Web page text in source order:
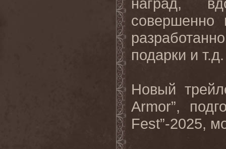
подарки и т.д.
Новый
Armor”,
Fest”-2025,